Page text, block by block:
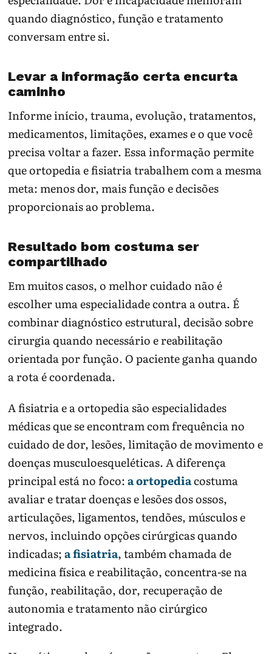
quando diagnóstico, função e tratamento
conversam entre si.
Levar a informação certa encurta
caminho
Informe início, trauma, evolução, tratamentos,
medicamentos, limitações, exames e o que você
precisa voltar a fazer. Essa informação permite
que ortopedia e fisiatria trabalhem com a mesma
meta: menos dor, mais função e decisões
proporcionais ao problema.
Resultado bom costuma ser
compartilhado
Em muitos casos, o melhor cuidado não é
escolher uma especialidade contra a outra. É
combinar diagnóstico estrutural, decisão sobre
cirurgia quando necessário e reabilitação
orientada por função. O paciente ganha quando
a rota é coordenada.
A fisiatria e a ortopedia são especialidades
médicas que se encontram com frequência no
cuidado de dor, lesões, limitação de movimento e
doenças musculoesqueléticas. A diferença
principal está no foco:a ortopediacostuma
avaliar e tratar doenças e lesões dos ossos,
articulações, ligamentos, tendões, músculos e
nervos, incluindo opções cirúrgicas quando
indicadas;a fisiatria, também chamada de
medicina física e reabilitação, concentra-se na
função, reabilitação, dor, recuperação de
autonomia e tratamento não cirúrgico
integrado.